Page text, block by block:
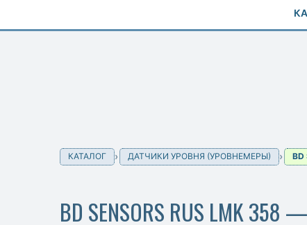
КАТАЛОГ ДАТЧИКИ УРОВНЯ (УРОВНЕМЕРЫ) BD
BD SENSORS RUS LMK